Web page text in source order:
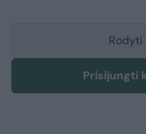
Rodyti
Prisijungti